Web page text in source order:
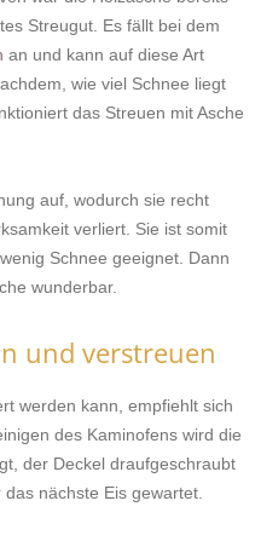
Streugut. Es fällt bei dem
an und kann auf diese Art
wie viel Schnee liegt
das Streuen mit Asche
auf, wodurch sie recht
verliert. Sie ist somit
Schnee geeignet. Dann
wunderbar.
und verstreuen
werden kann, empfiehlt sich
des Kaminofens wird die
der Deckel draufgeschraubt
nächste Eis gewartet.